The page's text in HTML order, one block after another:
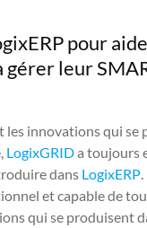
pour
leur
les innovations qui se
LogixGRIDa toujours
dans LogixERP
et capable de
qui se produisent